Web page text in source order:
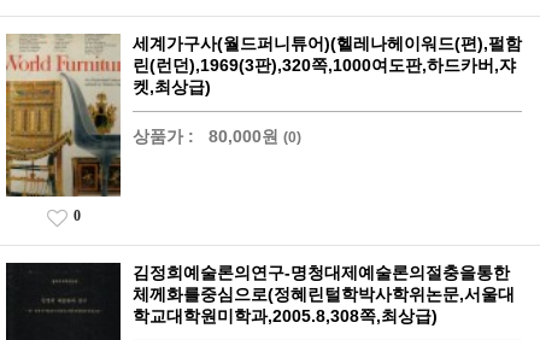
세계가구사(월드퍼니튜어)(헬레나헤이워드(편),펄함
린(런던),1969(3판),320쪽,1000여도판,하드카버,쟈
켓,최상급)
상품가 : 80,000원 (0)
0
김정희예술론의연구-명청대제예술론의절충을통한
체께화를중심으로(정혜린털학박사학위논문,서울대
학교대학원미학과,2005.8,308쪽,최상급)